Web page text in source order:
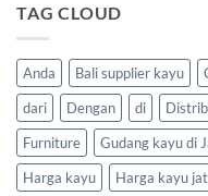
TAG CLOUD
Anda Bali supplier kayu
dari
Dengan di
Furniture
Gudang kayu di
Harga kayu
Harga kayu